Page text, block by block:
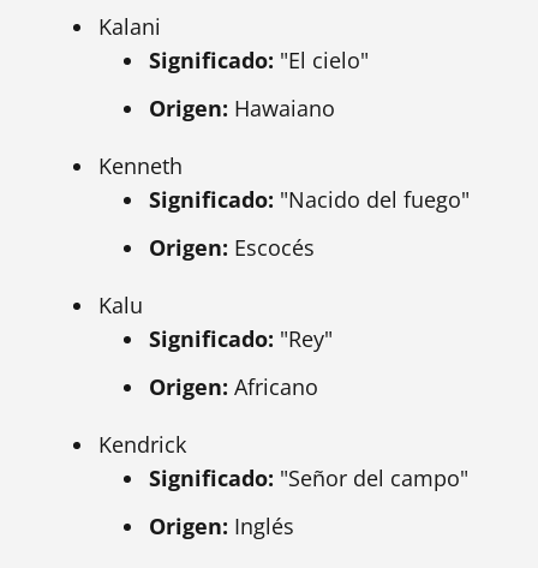
Kalani
Significado: "El cielo"
Origen: Hawaiano
Kenneth
Significado: "Nacido del fuego"
Origen: Escocés
Kalu
Significado: "Rey"
Origen: Africano
Kendrick
Significado: "Señor del campo"
Origen: Inglés